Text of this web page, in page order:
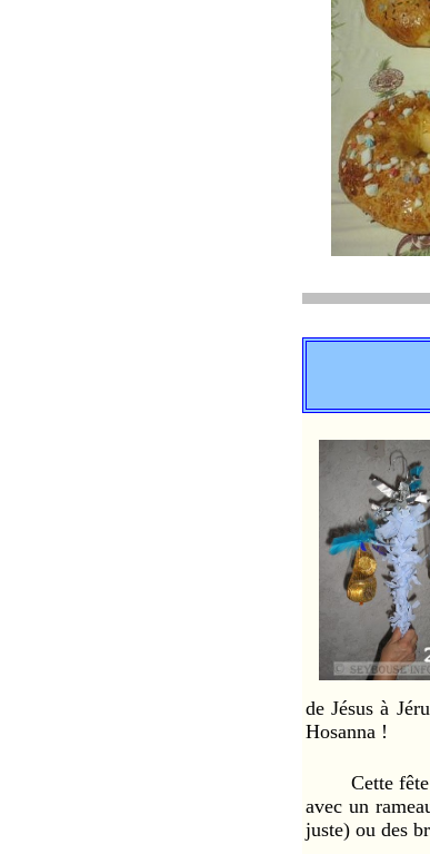
de Jésus à
Hosanna !
Cette fête
avec un
juste) ou des